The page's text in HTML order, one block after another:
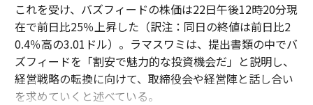
これを受け、バズフィードの株価は22日午後12時20分現
在で前日比25％上昇した（訳注：同日の終値は前日比2
0.4％高の3.01ドル）。ラマスワミは、提出書類の中でバ
ズフィードを「割安で魅力的な投資機会だ」と説明し、
経営戦略の転換に向けて、取締役会や経営陣と話し合い
を求めていくと述べている。